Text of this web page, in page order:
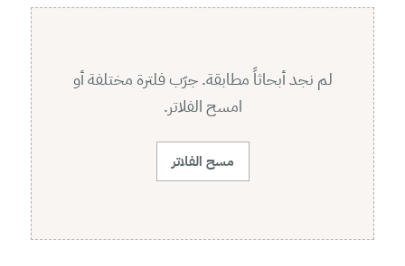
لم نجد أبحاثاً مطابقة. جرّب فلترة مختلفة أو
امسح الفلاتر.
مسح الفلاتر